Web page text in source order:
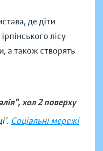
де діти
лісу
а також створять
хол 2 поверху
Соціальні мережі